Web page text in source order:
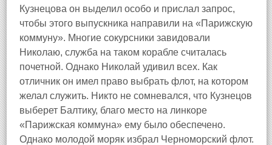
Кузнецова он выделил особо и прислал запрос,
чтобы этого выпускника направили на «Парижскую
коммуну». Многие сокурсники завидовали
Николаю, служба на таком корабле считалась
почетной. Однако Николай удивил всех. Как
отличник он имел право выбрать флот, на котором
желал служить. Никто не сомневался, что Кузнецов
выберет Балтику, благо место на линкоре
«Парижская коммуна» ему было обеспечено.
Однако молодой моряк избрал Черноморский флот.